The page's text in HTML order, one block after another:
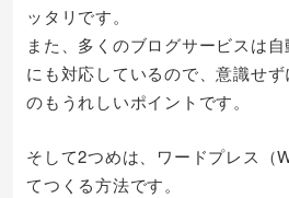
ッタリです。
また、多くのブログサービスは
にも対応しているので、意識せ
のもうれしいポイントです。
そして2つめは、ワードプレス（
てつくる方法です。